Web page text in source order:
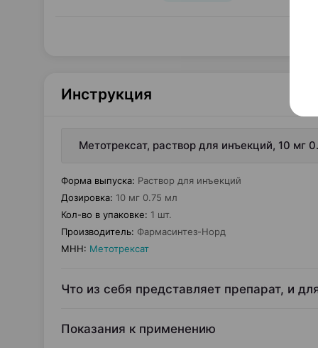
Инструкция
Метотрексат, раствор для инъекций, 10 мг
Форма выпуска: Раствор для инъекций
Дозировка: 10 мг 0.75 мл
Кол-во в упаковке: 1 шт.
Производитель: Фармасинтез-Норд
МНН: Метотрексат
Что из себя представляет препарат, и
Показания к применению